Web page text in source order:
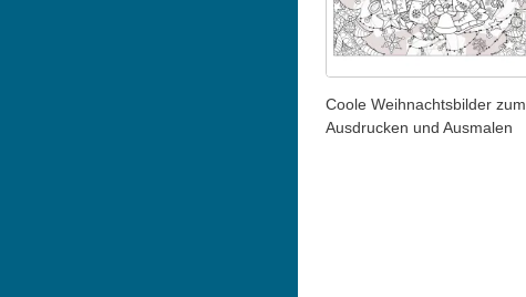
Coole Weihnachtsbilder zum
Ausdrucken und Ausmalen